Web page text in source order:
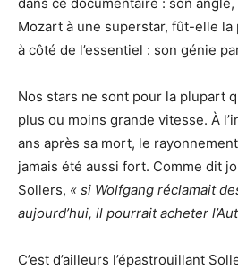
Mozart à une superstar, fût-elle la
à côté de l’essentiel : son génie
Nos stars ne sont pour la plupart
plus ou moins grande vitesse. À
ans après sa mort, le
jamais été aussi fort. Comme dit
Sollers, « si Wolfgang réclamait
aujourd’hui, il pourrait acheter
C’est d’ailleurs l’épastrouillant